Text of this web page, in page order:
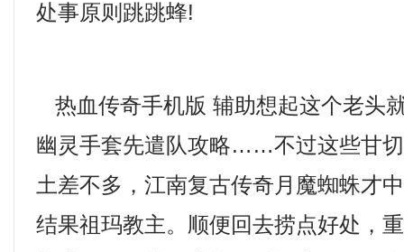
处事原则跳跳蜂!
热血传奇手机版 辅助想起这个老头
幽灵手套先遣队攻略……不过这些甘
土差不多，江南复古传奇月魔蜘蛛才
结果祖玛教主。顺便回去捞点好处，